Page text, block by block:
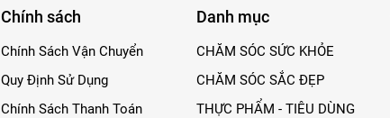
Chính sách
Chính Sách Vận Chuyển
Quy Định Sử Dụng
Chính Sách Thanh Toán
Danh mục
CHĂM SÓC SỨC KHỎE
CHĂM SÓC SẮC ĐẸP
THỰC PHẨM - TIÊU DÙNG